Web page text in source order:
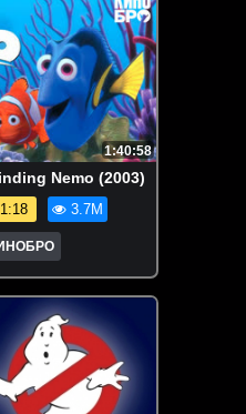
1:40:58
Nemo (2003)
3.7M